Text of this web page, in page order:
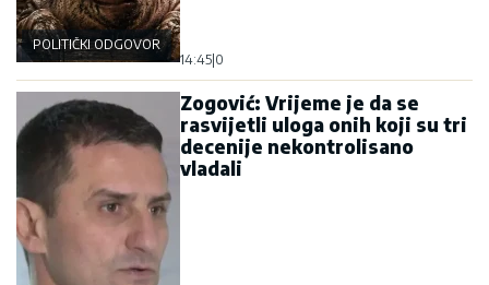
POLITIČKI ODGOVOR
14:45 0
Zogović: Vrijeme je da se
rasvijetli uloga onih koji su tri
decenije nekontrolisano
vladali